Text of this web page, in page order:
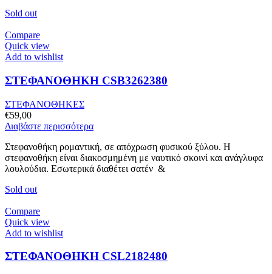
Sold out
Compare
Quick view
Add to wishlist
ΣΤΕΦΑΝΟΘΗΚΗ CSB3262380
ΣΤΕΦΑΝΟΘΗΚΕΣ
€59,00
Διαβάστε περισσότερα
Στεφανοθήκη ρομαντική, σε απόχρωση φυσικού ξύλου. Η
στεφανοθήκη είναι διακοσμημένη με ναυτικό σκοινί και ανάγλυφα
λουλούδια. Εσωτερικά διαθέτει σατέν &
Sold out
Compare
Quick view
Add to wishlist
ΣΤΕΦΑΝΟΘΗΚΗ CSL2182480